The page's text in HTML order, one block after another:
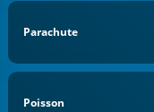
Parachute
Poisson